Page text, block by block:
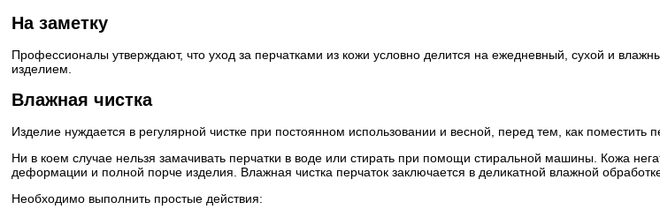
На заметку
Профессионалы утверждают, что уход за перчатками из кожи условно делится на ежедневный, сухой и
изделием.
Влажная чистка
Изделие нуждается в регулярной чистке при постоянном использовании и весной, перед тем, как
Ни в коем случае нельзя замачивать перчатки в воде или стирать при помощи стиральной машины. Кожа
деформации и полной порче изделия. Влажная чистка перчаток заключается в деликатной влажной
Необходимо выполнить простые действия: